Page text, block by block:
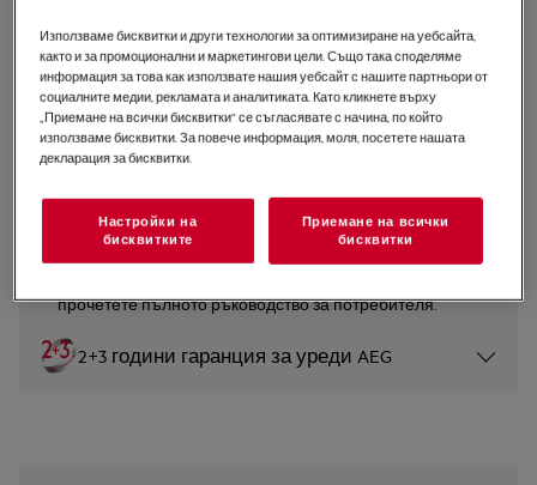
Плот с абсорбатор за
вграждане 83 cm
0 (0)
Инструкциите за безопасност и предупрежденията за
изброени в глава 1 и 2 на ръководството за
прочетете пълното ръководство за потребителя.
2+3 години гаранция за уреди AEG
Използваме бисквитки и други технологии за оптимизиране на уебсайта,
както и за промоционални и маркетингови цели. Също така споделяме
информация за това как използвате нашия уебсайт с нашите партньори от
социалните медии, рекламата и аналитиката. Като кликнете върху
„Приемане на всички бисквитки“ се съгласявате с начина, по който
използваме бисквитки. За повече информация, моля, посетете нашата
декларация за бисквитки.
Настройки на
бисквитките
Приемане на всички
бисквитки